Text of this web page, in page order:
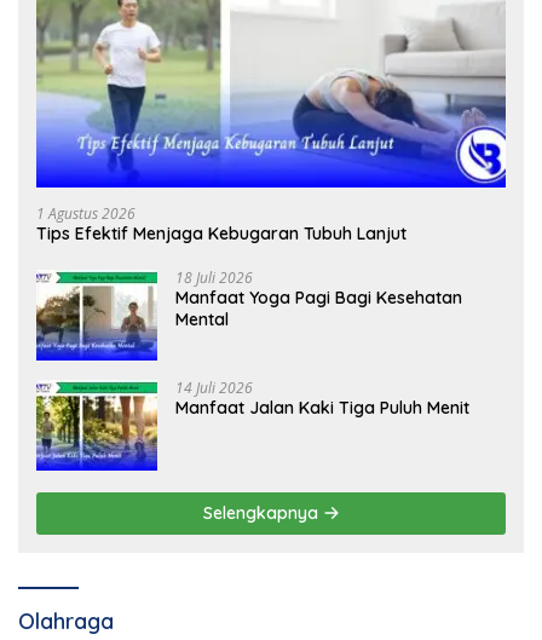
1 Agustus 2026
Tips Efektif Menjaga Kebugaran Tubuh Lanjut
18 Juli 2026
Manfaat Yoga Pagi Bagi Kesehatan
Mental
14 Juli 2026
Manfaat Jalan Kaki Tiga Puluh Menit
Selengkapnya
Olahraga